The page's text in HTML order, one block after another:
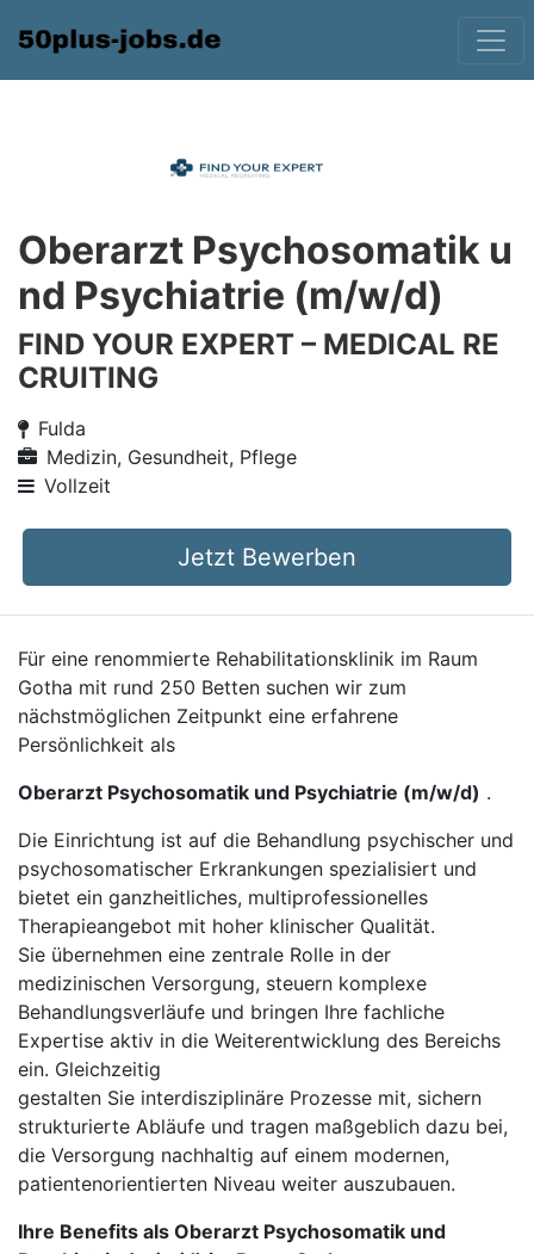
Oberarzt Psychosomatik u
nd Psychiatrie (m/w/d)
FIND YOUR EXPERT – MEDICAL RE
CRUITING
Fulda
Medizin, Gesundheit, Pflege
Vollzeit
Jetzt Bewerben
Für eine renommierte Rehabilitationsklinik im Raum
Gotha mit rund 250 Betten suchen wir zum
nächstmöglichen Zeitpunkt eine erfahrene
Persönlichkeit als
Oberarzt Psychosomatik und Psychiatrie (m/w/d) .
Die Einrichtung ist auf die Behandlung psychischer und
psychosomatischer Erkrankungen spezialisiert und
bietet ein ganzheitliches, multiprofessionelles
Therapieangebot mit hoher klinischer Qualität.
Sie übernehmen eine zentrale Rolle in der
medizinischen Versorgung, steuern komplexe
Behandlungsverläufe und bringen Ihre fachliche
Expertise aktiv in die Weiterentwicklung des Bereichs
ein. Gleichzeitig
gestalten Sie interdisziplinäre Prozesse mit, sichern
strukturierte Abläufe und tragen maßgeblich dazu bei,
die Versorgung nachhaltig auf einem modernen,
patientenorientierten Niveau weiter auszubauen.
Ihre Benefits als Oberarzt Psychosomatik und